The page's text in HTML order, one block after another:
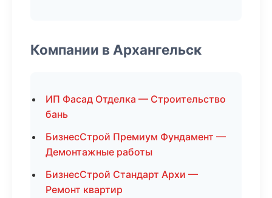
Компании в Архангельск
ИП Фасад Отделка — Строительство
бань
БизнесСтрой Премиум Фундамент —
Демонтажные работы
БизнесСтрой Стандарт Архи —
Ремонт квартир